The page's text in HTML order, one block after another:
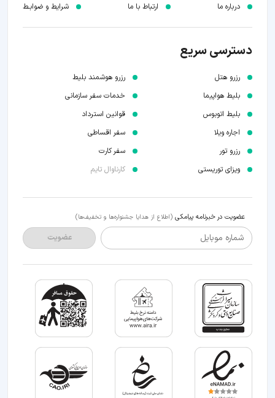
درباره ما ارتباط با ما شرایط و ضوابـط
دسترسی سریع
رزرو هتل
بلیط هواپیما
بلیط اتوبوس
اجاره ویلا
رزرو تور
ویزای توریستی
رزرو هوشمند بلیط
خدمات سفر سازمانی
قوانین استرداد
سفر اقساطی
سفر کارت
کارناوال تایم
عضویت در خبرنامه پیامکی (اطلاع از هدایا جشنواره‌ها و تخفیف‌ها)
شماره موبایل عضویت